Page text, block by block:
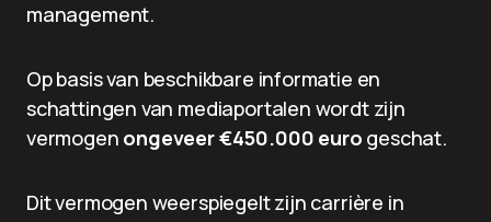
management.
Op basis van beschikbare informatie en
schattingen van mediaportalen wordt zijn
vermogen ongeveer €450.000 euro geschat.
Dit vermogen weerspiegelt zijn carrière in